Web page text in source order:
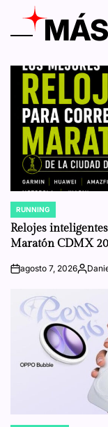
POSTED
IN
RUNNING
Relojes
Maratón CDMX
onagosto 7, 2026Posted